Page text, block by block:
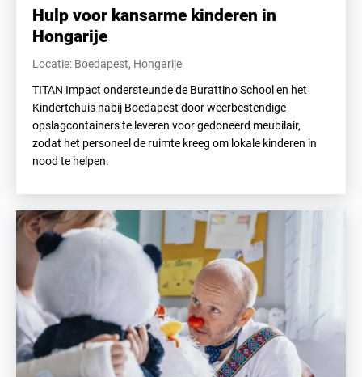
Hulp voor kansarme kinderen in
Hongarije
Locatie: Boedapest, Hongarije
TITAN Impact ondersteunde de Burattino School en het
Kindertehuis nabij Boedapest door weerbestendige
opslagcontainers te leveren voor gedoneerd meubilair,
zodat het personeel de ruimte kreeg om lokale kinderen in
nood te helpen.